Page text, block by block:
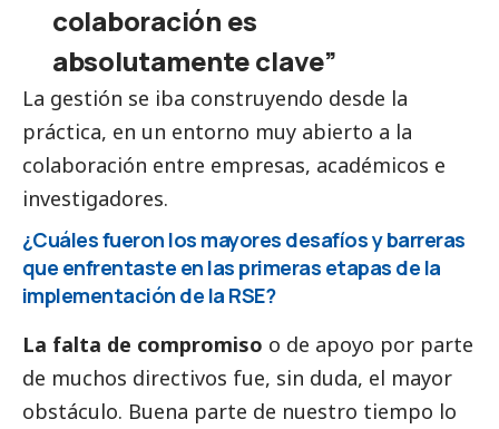
colaboración es
absolutamente clave”
La gestión se iba construyendo desde la
práctica, en un entorno muy abierto a la
colaboración entre empresas, académicos e
investigadores.
¿Cuáles fueron los mayores desafíos y barreras
que enfrentaste en las primeras etapas de la
implementación de la RSE?
La falta de compromiso o de apoyo por parte
de muchos directivos fue, sin duda, el mayor
obstáculo. Buena parte de nuestro tiempo lo